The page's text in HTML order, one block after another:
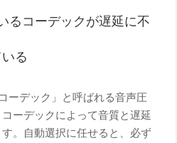
るコーデックが遅延に不
る
ーデック」と呼ばれる音声圧
ーデックによって音質と遅延
。自動選択に任せると、必ず